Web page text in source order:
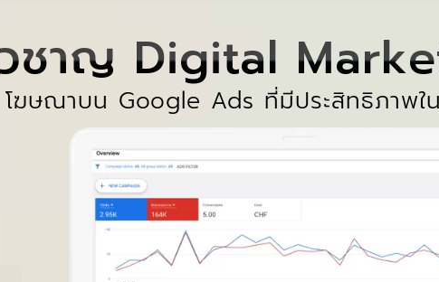
ชาญ Digital
โฆษณาบน Google Ads ที่มีประสิทธิภาพใ